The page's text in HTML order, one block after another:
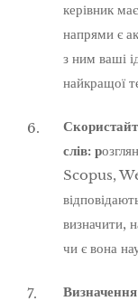
керівник
напрями є
з ним ваші
найкращої
слів: р
Scopus,
визначити,
чи є вона
Визначення